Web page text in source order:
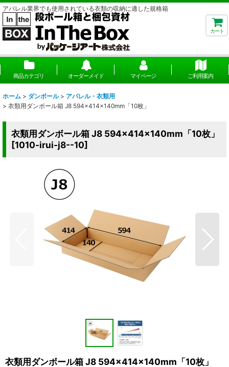
アパレル業界でも使用されている衣類の収納に適した規格箱
カート
商品カテゴリ オーダーメイド マイページ ご利用案内
ホーム > ダンボール > アパレル・衣類用
> 衣類用ダンボール箱 J8 594×414×140mm「10枚」
衣類用ダンボール箱 J8 594×414×140mm「10枚」
[1010-irui-j8--10]
衣類用ダンボール箱 J8 594×414×140mm「10枚」